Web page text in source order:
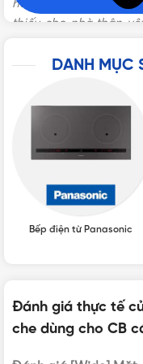
BẢO HÀNH
XUẤT XỨ
hay bất cứ nơi đâu.
thiếu cho nhà thân
DANH MỤC
Bếp điện từ Panasonic
Đánh giá thực tế
che dùng cho CB